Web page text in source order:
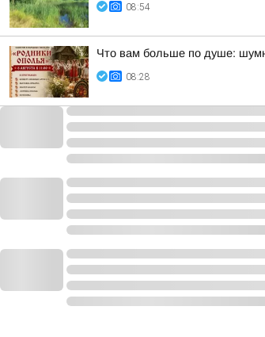
08:54
Что вам больше по душе:
08:28